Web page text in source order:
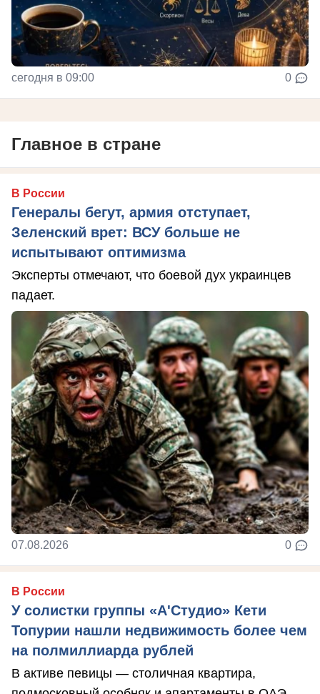
сегодня в 09:00 0
Главное в стране
В России
Генералы бегут, армия отступает,
Зеленский врет: ВСУ больше не
испытывают оптимизма
Эксперты отмечают, что боевой дух украинцев
падает.
07.08.2026 0
В России
У солистки группы «А'Студио» Кети
Топурии нашли недвижимость более чем
на полмиллиарда рублей
В активе певицы — столичная квартира,